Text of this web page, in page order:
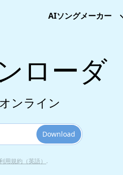
AIソングメーカー
ローダ
ンライン
Download
用規約（英語） .